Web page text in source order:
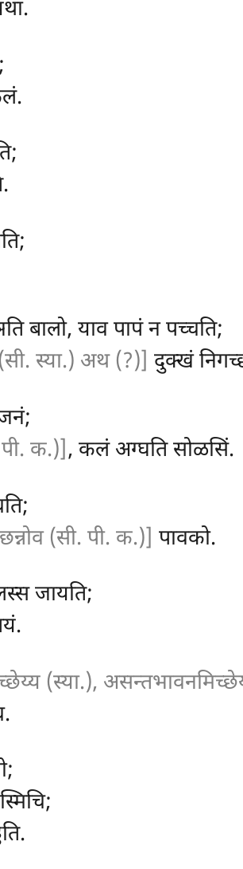
बालो, याव पापं न पच्चति;
स्या.) अथ (?)] दुक्खं
क.)], कलं अग्घति सोळसिं.
(सी. पी. क.)] पावको.
जायति;
(स्या.),